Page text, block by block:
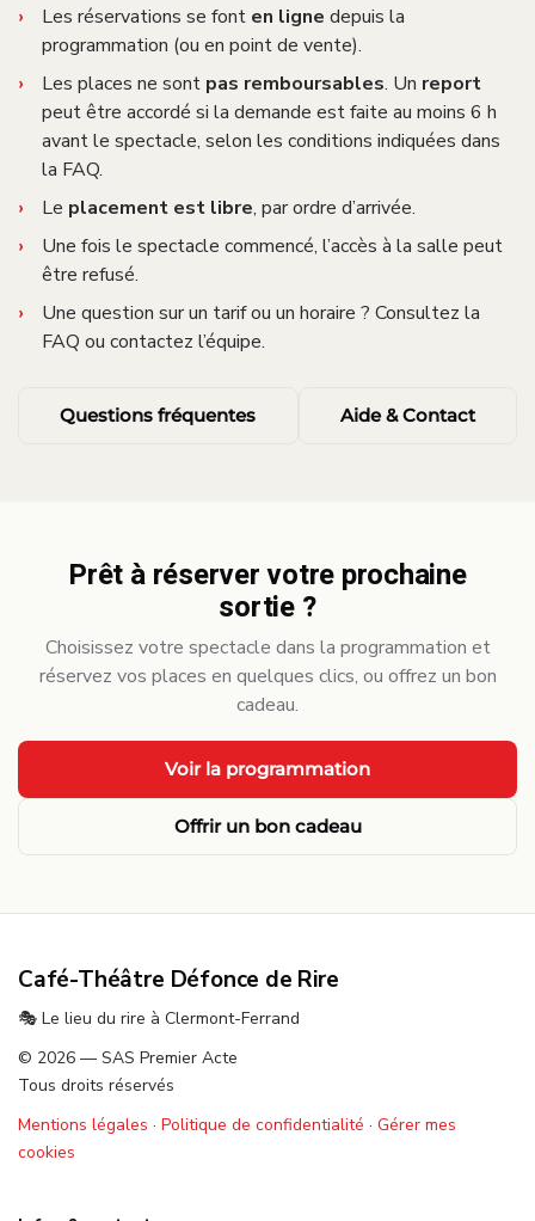
Les réservations se font en ligne depuis la
programmation (ou en point de vente).
Les places ne sont pas remboursables. Un report
peut être accordé si la demande est faite au moins 6 h
avant le spectacle, selon les conditions indiquées dans
la FAQ.
Le placement est libre, par ordre d’arrivée.
Une fois le spectacle commencé, l’accès à la salle peut
être refusé.
Une question sur un tarif ou un horaire ? Consultez la
FAQ ou contactez l’équipe.
Questions fréquentes Aide & Contact
Prêt à réserver votre prochaine
sortie ?
Choisissez votre spectacle dans la programmation et
réservez vos places en quelques clics, ou offrez un bon
cadeau.
Voir la programmation
Offrir un bon cadeau
Café-Théâtre Défonce de Rire
🎭 Le lieu du rire à Clermont-Ferrand
© 2026 — SAS Premier Acte
Tous droits réservés
Mentions légales · Politique de confidentialité · Gérer mes
cookies